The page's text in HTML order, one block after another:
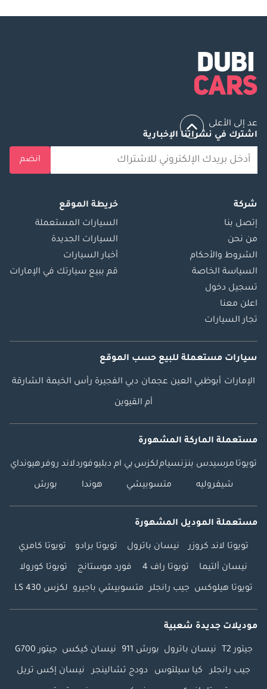
عد إلى الأعلى
اشترك في نشراتنا الإخبارية
انضم
شركة
إتصل بنا
من نحن
الشروط والأحكام
السياسة الخاصة
تسجيل دخول
اعلن معنا
تجار السيارات
خريطة الموقع
السيارات المستعملة
السيارات الجديدة
أخبار السيارات
قم ببيع سيارتك في الإمارات
سيارات مستعملة للبيع حسب الموقع
الإمارات أبوظبي العين عجمان دبي الفجيرة رأس الخيمة الشارقة
أم القيوين
مستعملة الماركة المشهورة
تويوتا مرسيدس بنزنسياملكزس بي ام دبليوفوردلاند روفرهيونداي
شيفروليه متسوبيشي هوندا بورش
مستعملة الموديل المشهورة
تويوتا لاند كروزر نيسان باترول تويوتا برادو تويوتا كامري
نيسان ألتيما تويوتا راف 4 فورد موستانج تويوتا كورولا
تويوتا هيلوكس جيب رانجلر متسوبيشي باجيرو لكزس LS 430
موديلات جديدة شعبية
جيتور T2 نيسان باترول بورش 911 نيسان كيكس جيتور G700
جيب رانجلر كيا سيلتوس دودج تشالينجر نيسان إكس تريل